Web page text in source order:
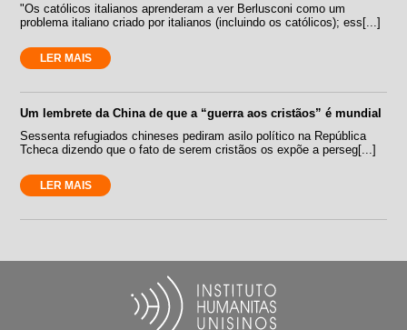
"Os católicos italianos aprenderam a ver Berlusconi como um
problema italiano criado por italianos (incluindo os católicos); ess[...]
LER MAIS
Um lembrete da China de que a “guerra aos cristãos” é mundial
Sessenta refugiados chineses pediram asilo político na República
Tcheca dizendo que o fato de serem cristãos os expõe a perseg[...]
LER MAIS